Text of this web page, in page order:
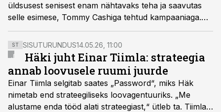
üldsusest senisest enam nähtavaks teha ja saavutas
selle esimese, Tommy Cashiga tehtud kampaaniaga.
Aganile õpetas see piire tunnetama ja näitas, et
kampaania tekitatud šokk võis tulla lotofirma senisest
nähtamatusest.
ST SISUTURUNDUS14.05.26, 11:00
Häki juht Einar Tiimla: strateegia
annab loovusele ruumi juurde
Einar Tiimla selgitab saates „Password“, miks Häk
nimetab end strateegiliseks loovagentuuriks. „Me
alustame enda tööd alati strateegiast,“ ütleb ta. Tiimla